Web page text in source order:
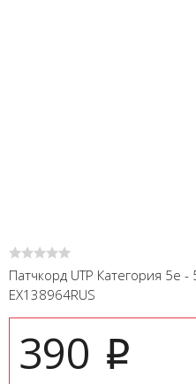
Патчкорд UTP Категория 5е
EX138964RUS
390 i